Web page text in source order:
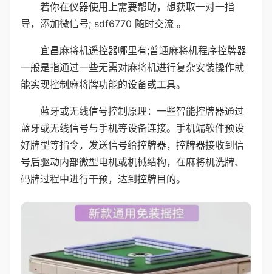
若你在仪器使用上需要帮助，想获取一对一指
导，添加微信号; sdf6770 随时交流 。
宜昌麻将机遥控器哪里有;普通麻将机程序控牌器
一般是指通过一些无需对麻将机进行复杂安装操作就
能实现控制麻将牌功能的设备或工具。
蓝牙或无线信号控制原理：一些智能控牌器通过
蓝牙或无线信号与手机等设备连接。手机端软件预设
好牌型等指令，发送信号给控牌器，控牌器接收到信
号后驱动内部微型电机或机械结构，在麻将机洗牌、
码牌过程中进行干预，达到控牌目的。